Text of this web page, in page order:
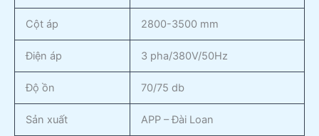
Cột áp 2800-3500 mm
Điện áp 3 pha/380V/50Hz
Độ ồn 70/75 db
Sản xuất APP – Đài Loan